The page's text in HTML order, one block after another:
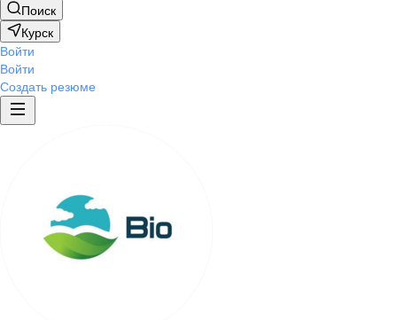
Поиск
Курск
Войти
Войти
Создать резюме